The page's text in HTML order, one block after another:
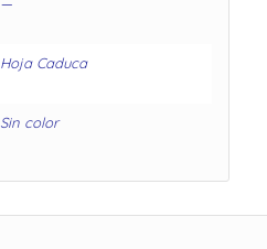
Hoja Caduca
Sin color